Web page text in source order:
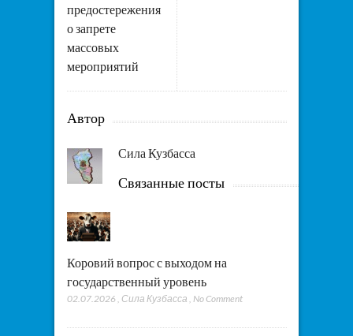
предостережения
о запрете
массовых
мероприятий
Автор
Сила Кузбасса
Связанные посты
Коровий вопрос с выходом на
государственный уровень
02.07.2026 Сила Кузбасса No Comment